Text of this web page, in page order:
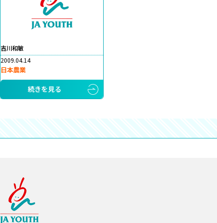
吉川和敏
2009.04.14
日本農業
続きを見る